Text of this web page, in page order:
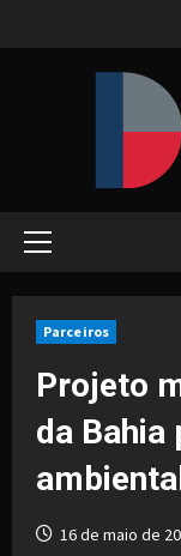
Primary
Parceiros
Projeto
da Bahia
16 de maio de